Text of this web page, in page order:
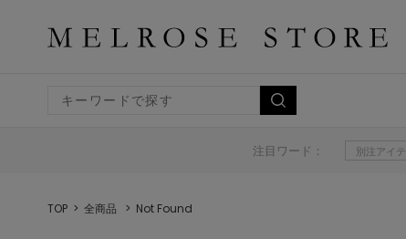
注目ワード： 別注アイ
TOP 全商品 Not Found